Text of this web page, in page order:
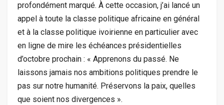
profondément marqué. À cette occasion, j’ai lancé un
appel à toute la classe politique africaine en général
et à la classe politique ivoirienne en particulier avec
en ligne de mire les échéances présidentielles
d’octobre prochain : « Apprenons du passé. Ne
laissons jamais nos ambitions politiques prendre le
pas sur notre humanité. Préservons la paix, quelles
que soient nos divergences ».